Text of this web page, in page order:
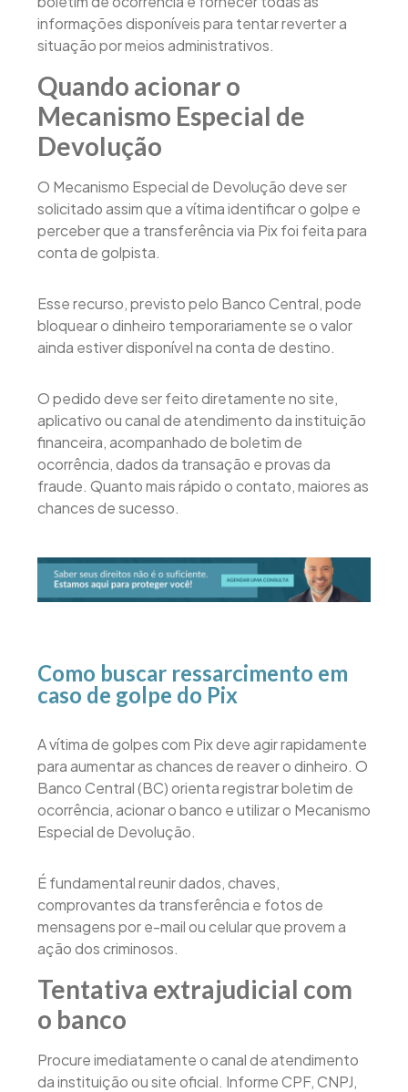
informações disponíveis para tentar reverter a
situação por meios administrativos.
Quando acionar o
Mecanismo Especial de
Devolução
O Mecanismo Especial de Devolução deve ser
solicitado assim que a vítima identificar o golpe e
perceber que a transferência via Pix foi feita para
conta de golpista.
Esse recurso, previsto pelo Banco Central, pode
bloquear o dinheiro temporariamente se o valor
ainda estiver disponível na conta de destino.
O pedido deve ser feito diretamente no site,
aplicativo ou canal de atendimento da instituição
financeira, acompanhado de boletim de
ocorrência, dados da transação e provas da
fraude. Quanto mais rápido o contato, maiores as
chances de sucesso.
Como buscar ressarcimento em
caso de golpe do Pix
A vítima de golpes com Pix deve agir rapidamente
para aumentar as chances de reaver o dinheiro. O
Banco Central (BC) orienta registrar boletim de
ocorrência, acionar o banco e utilizar o Mecanismo
Especial de Devolução.
É fundamental reunir dados, chaves,
comprovantes da transferência e fotos de
mensagens por e-mail ou celular que provem a
ação dos criminosos.
Tentativa extrajudicial com
o banco
Procure imediatamente o canal de atendimento
da instituição ou site oficial. Informe CPF, CNPJ,